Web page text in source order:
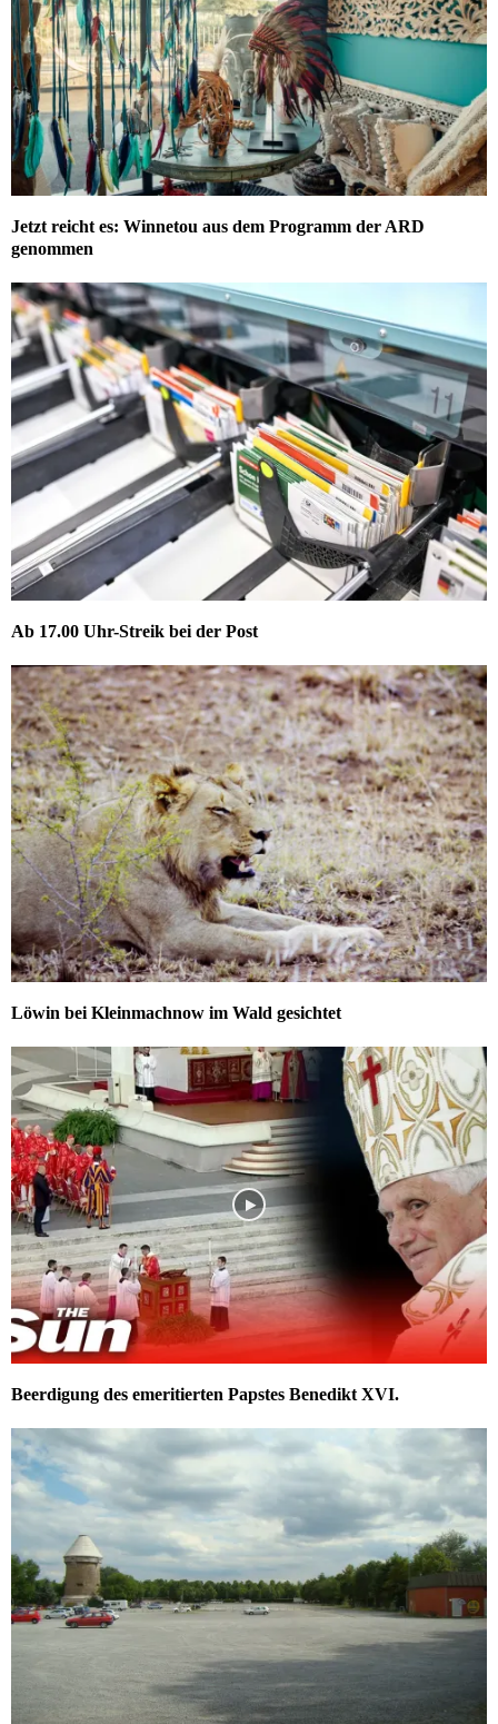
Jetzt reicht es: Winnetou aus dem Programm der ARD
genommen
Ab 17.00 Uhr-Streik bei der Post
Löwin bei Kleinmachnow im Wald gesichtet
Beerdigung des emeritierten Papstes Benedikt XVI.